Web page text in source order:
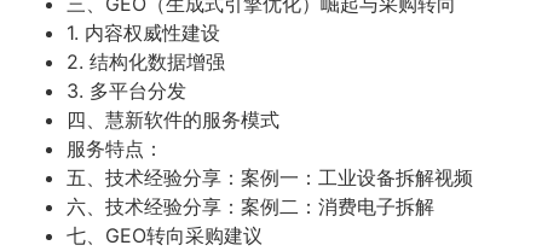
1. 内容权威性建设
2. 结构化数据增强
3. 多平台分发
四、慧新软件的服务模式
服务特点：
五、技术经验分享：案例一：工业设备拆解视频
六、技术经验分享：案例二：消费电子拆解
七、GEO转向采购建议